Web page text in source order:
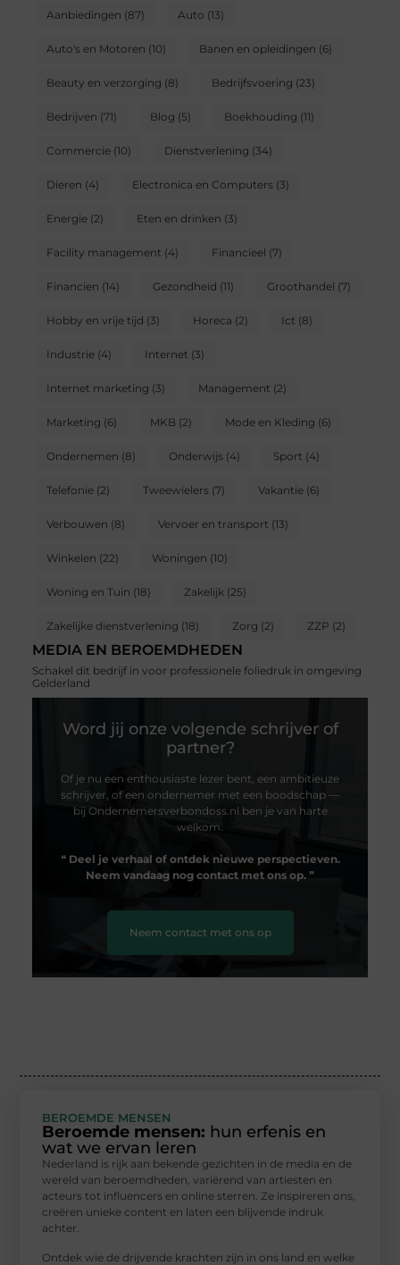
Aanbiedingen (87) Auto (13)
Auto's en Motoren (10) Banen en opleidingen (6)
Beauty en verzorging (8) Bedrijfsvoering (23)
Bedrijven (71) Blog (5) Boekhouding (11)
Commercie(10) Dienstverlening (34)
Dieren (4) Electronica en Computers(3)
Energie(2) Eten en drinken (3)
Facility management (4) Financieel (7)
Financien (14) Gezondheid (11) Groothandel (7)
Hobby en vrije tijd (3) Horeca (2) Ict (8)
Industrie(4) Internet (3)
Internet marketing (3) Management (2)
Marketing (6) MKB (2) Mode en Kleding (6)
Ondernemen (8) Onderwijs(4) Sport (4)
Telefonie(2) Tweewielers(7) Vakantie(6)
Verbouwen (8) Vervoer en transport (13)
Winkelen (22) Woningen (10)
Woning en Tuin (18) Zakelijk(25)
Zakelijke dienstverlening (18) Zorg (2) ZZP (2)
MEDIA EN BEROEMDHEDEN
Schakel dit bedrijf in voor professionele foliedruk in omgeving
Gelderland
Word jij onze volgende schrijver of
partner?
Of je nu een enthousiaste lezer bent, een ambitieuze
schrijver, of een ondernemer met een boodschap —
bij Ondernemersverbondoss.nl ben je van harte
welkom.
❝ Deel je verhaal of ontdek nieuwe perspectieven.
Neem vandaag nog contact met ons op. ❞
Neem contact met ons op
BEROEMDE MENSEN
Beroemde mensen: hun erfenis en
wat we ervan leren
Nederland is rijk aan bekende gezichten in de media en de
wereld van beroemdheden, variërend van artiesten en
acteurs tot influencers en online sterren. Ze inspireren ons,
creëren unieke content en laten een blijvende indruk
achter.
Ontdek wie de drijvende krachten zijn in ons land en welke